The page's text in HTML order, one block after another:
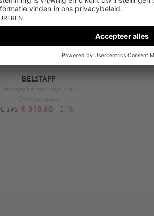
BELSTAFF
Strickjacke mit Logo blau
Overgangsjas
€ 395 € 310,80 -21%